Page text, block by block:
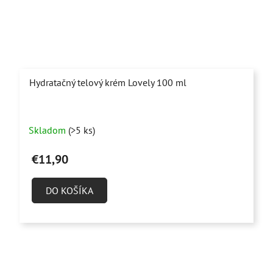
Hydratačný telový krém Lovely 100 ml
hodnotenie
produktu
z
Skladom (>5 ks)
€11,90
DO KOŠÍKA